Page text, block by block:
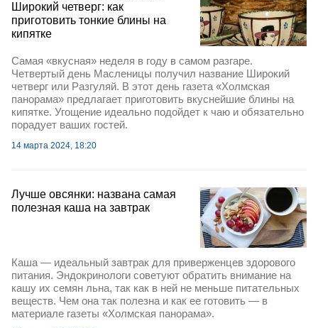
Широкий четверг: как
приготовить тонкие блины на
кипятке
Самая «вкусная» неделя в году в самом разгаре.
Четвертый день Масленицы получил название Широкий
четверг или Разгуляй. В этот день газета «Холмская
панорама» предлагает приготовить вкуснейшие блины на
кипятке. Угощение идеально подойдет к чаю и обязательно
порадует ваших гостей.
14 марта 2024, 18:20
Лучше овсянки: названа самая
полезная каша на завтрак
Каша — идеальный завтрак для приверженцев здорового
питания. Эндокринологи советуют обратить внимание на
кашу их семян льна, так как в ней не меньше питательных
веществ. Чем она так полезна и как ее готовить — в
материале газеты «Холмская панорама».